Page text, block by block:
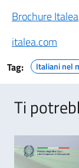
Brochure Italea
italea.com
Tag: Italiani nel
Ti